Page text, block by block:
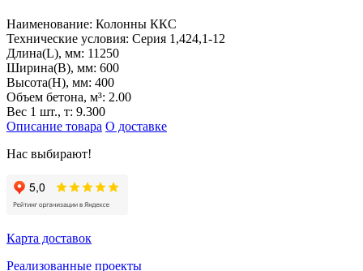
Наименование: Колонны ККС
Технические условия: Серия 1,424,1-12
Длина(L), мм: 11250
Ширина(B), мм: 600
Высота(H), мм: 400
Объем бетона, м³: 2.00
Вес 1 шт., т: 9.300
Описание товара О доставке
Нас выбирают!
Карта доставок
Реализованные проекты